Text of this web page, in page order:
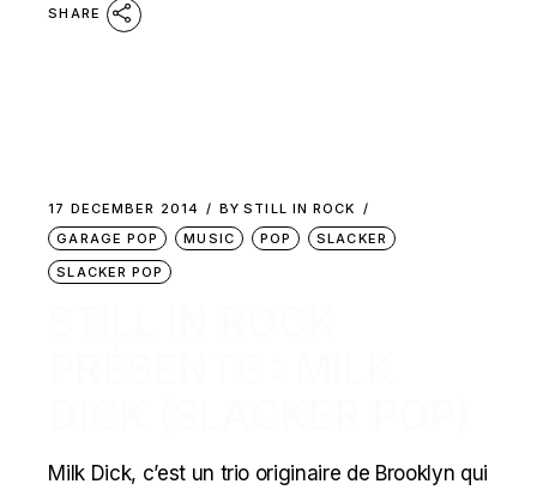
SHARE
17 DECEMBER 2014 BY STILL IN ROCK
GARAGE POP
MUSIC POP
SLACKER
SLACKER POP
Milk Dick, c’est un trio originaire de Brooklyn qui